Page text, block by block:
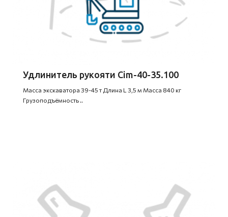
Удлинитель рукояти Cim-40-35.100
Масса экскаватора 39-45 т Длина L 3,5 м Масса 840 кг
Грузоподъёмность ..